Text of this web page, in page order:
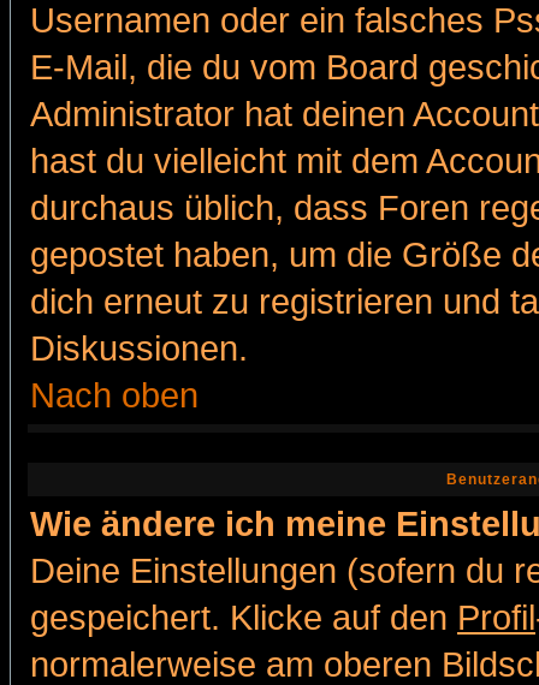
Usernamen oder ein falsches
E-Mail, die du vom Board
Administrator hat deinen
hast du vielleicht mit dem
durchaus üblich, dass Foren
gepostet haben, um die Größe
dich erneut zu registrieren und
Diskussionen.
Nach oben
Wie ändere ich meine
Deine Einstellungen (sofern du
gespeichert. Klicke auf den Profil
normalerweise am oberen